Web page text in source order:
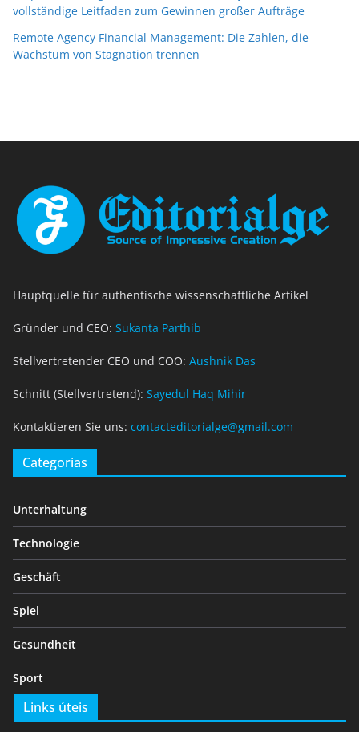
vollständige Leitfaden zum Gewinnen großer Aufträge
Remote Agency Financial Management: Die Zahlen, die
Wachstum von Stagnation trennen
Hauptquelle für authentische wissenschaftliche Artikel
Gründer und CEO: Sukanta Parthib
Stellvertretender CEO und COO: Aushnik Das
Schnitt (Stellvertretend): Sayedul Haq Mihir
Kontaktieren Sie uns: contacteditorialge@gmail.com
Categorias
Unterhaltung
Technologie
Geschäft
Spiel
Gesundheit
Sport
Links úteis